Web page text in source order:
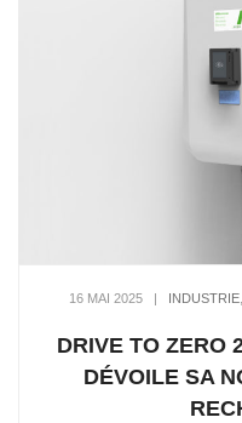
16 MAI 2025 INDUSTRIE
DRIVE TO ZERO
DÉVOILE SA